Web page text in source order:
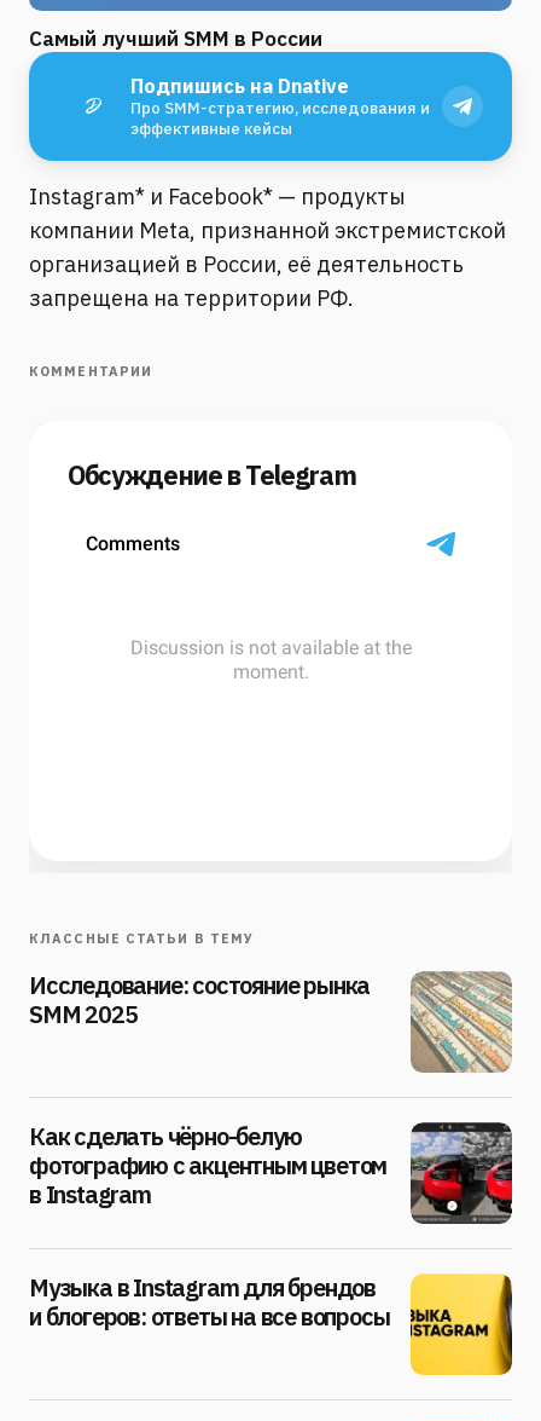
Самый лучший SMM в России
Подпишись на Dnative
Про SMM-стратегию, исследования и
эффективные кейсы
Instagram* и Facebook* — продукты
компании Meta, признанной экстремистской
организацией в России, её деятельность
запрещена на территории РФ.
КОММЕНТАРИИ
Обсуждение в Telegram
КЛАССНЫЕ СТАТЬИ В ТЕМУ
Исследование: состояние рынка
SMM 2025
Как сделать чёрно-белую
фотографию с акцентным цветом
в Instagram
Музыка в Instagram для брендов
и блогеров: ответы на все вопросы